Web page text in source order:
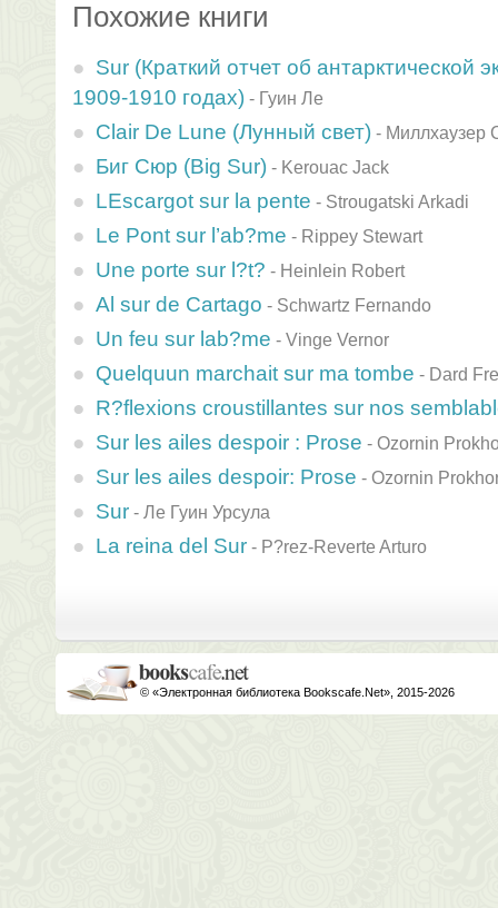
Похожие книги
Sur (Краткий отчет об антарктической
1909-1910 годах) - Гуин Ле
Clair De Lune (Лунный свет) - Миллхаузер
Биг Сюр (Big Sur) - Kerouac Jack
LEscargot sur la pente - Strougatski Arkadi
Le Pont sur l’ab?me - Rippey Stewart
Une porte sur l?t? - Heinlein Robert
Al sur de Cartago - Schwartz Fernando
Un feu sur lab?me - Vinge Vernor
Quelquun marchait sur ma tombe - Dard
R?flexions croustillantes sur nos
Sur les ailes despoir : Prose - Ozornin
Sur les ailes despoir: Prose - Ozornin
Sur - Ле Гуин Урсула
La reina del Sur - P?rez-Reverte Arturo
© «Электронная библиотека Bookscafe.Net», 2015-2026